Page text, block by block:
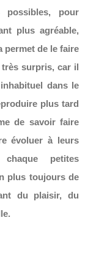
possibles, pour
plus agréable,
permet de le faire
surpris, car il
dans le
plus tard
de savoir faire
évoluer à leurs
petites
plus toujours de
du plaisir, du